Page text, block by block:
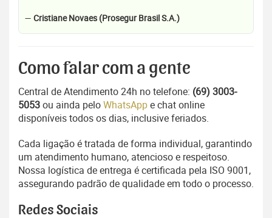
— Cristiane Novaes (Prosegur Brasil S.A.)
Como falar com a gente
Central de Atendimento 24h no telefone: (69) 3003-
5053ou ainda peloWhatsAppe chat online
disponíveis todos os dias, inclusive feriados.
Cada ligação é tratada de forma individual, garantindo
um atendimento humano, atencioso e respeitoso.
Nossa logística de entrega é certificada pela ISO 9001,
assegurando padrão de qualidade em todo o processo.
Redes Sociais